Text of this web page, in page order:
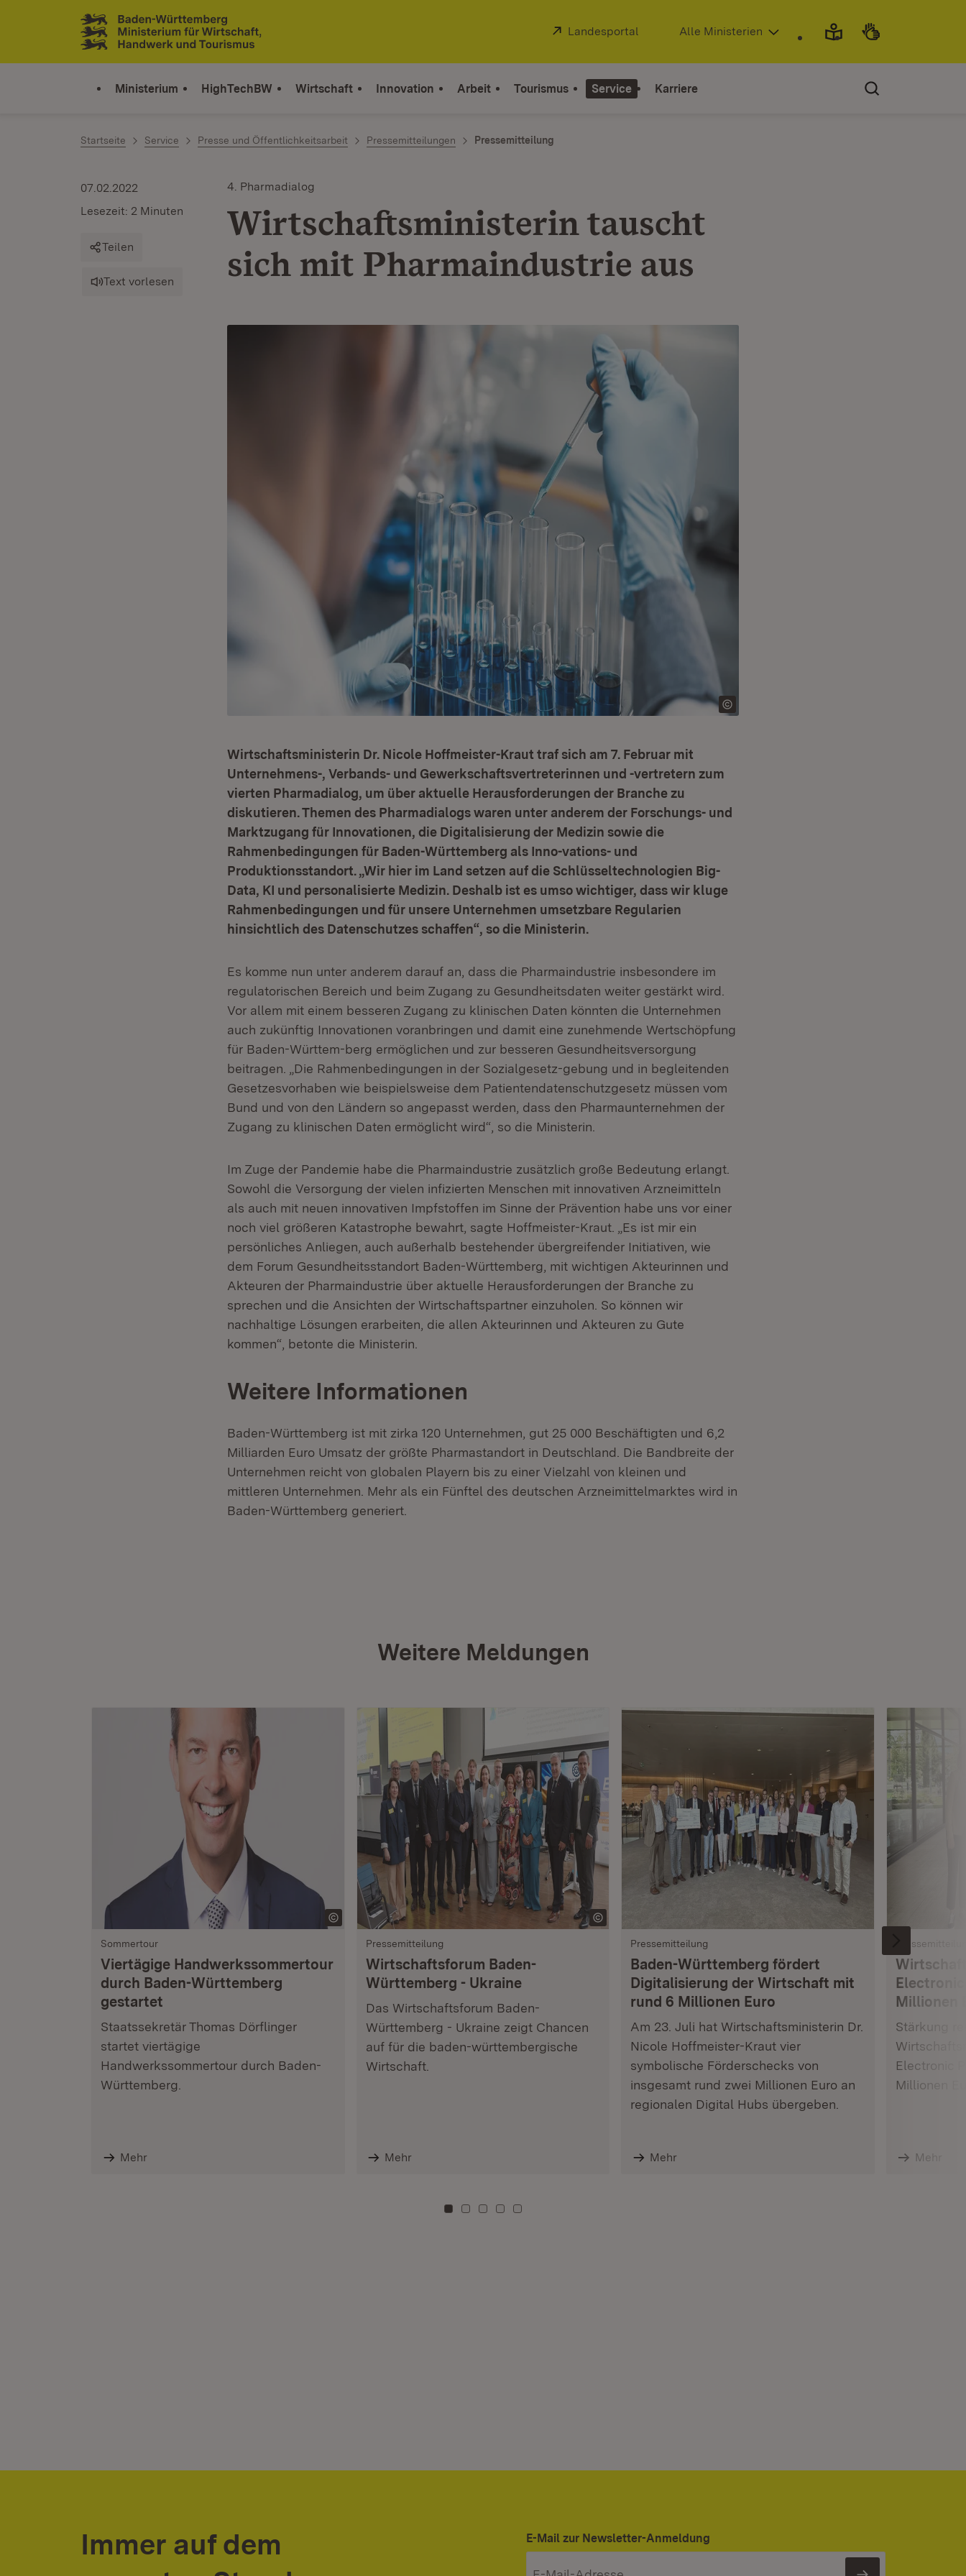
Zum Inhalt springen
Link zur Startseite
Extern:
Landesportal (Öffnet in neuem Fenster)
Alle Ministerien
Ministerium HighTechBW Wirtschaft Innovation Arbeit Tourismus Service Karriere
Startseite Service Presse und Öffentlichkeitsarbeit Pressemitteilungen Pressemitteilung
4. Pharmadialog
Wirtschaftsministerin tauscht
sich mit Pharmaindustrie aus
07.02.2022
Lesezeit: 2 Minuten
Teilen
Text vorlesen
Wirtschaftsministerin Dr. Nicole Hoffmeister-Kraut traf sich am 7. Februar mit
Unternehmens-, Verbands- und Gewerkschaftsvertreterinnen und -vertretern zum
vierten Pharmadialog, um über aktuelle Herausforderungen der Branche zu
diskutieren. Themen des Pharmadialogs waren unter anderem der Forschungs- und
Marktzugang für Innovationen, die Digitalisierung der Medizin sowie die
Rahmenbedingungen für Baden-Württemberg als Inno-vations- und
Produktionsstandort. „Wir hier im Land setzen auf die Schlüsseltechnologien Big-
Data, KI und personalisierte Medizin. Deshalb ist es umso wichtiger, dass wir kluge
Rahmenbedingungen und für unsere Unternehmen umsetzbare Regularien
hinsichtlich des Datenschutzes schaffen“, so die Ministerin.
Es komme nun unter anderem darauf an, dass die Pharmaindustrie insbesondere im
regulatorischen Bereich und beim Zugang zu Gesundheitsdaten weiter gestärkt wird.
Vor allem mit einem besseren Zugang zu klinischen Daten könnten die Unternehmen
auch zukünftig Innovationen voranbringen und damit eine zunehmende Wertschöpfung
für Baden-Württem-berg ermöglichen und zur besseren Gesundheitsversorgung
beitragen. „Die Rahmenbedingungen in der Sozialgesetz-gebung und in begleitenden
Gesetzesvorhaben wie beispielsweise dem Patientendatenschutzgesetz müssen vom
Bund und von den Ländern so angepasst werden, dass den Pharmaunternehmen der
Zugang zu klinischen Daten ermöglicht wird“, so die Ministerin.
Im Zuge der Pandemie habe die Pharmaindustrie zusätzlich große Bedeutung erlangt.
Sowohl die Versorgung der vielen infizierten Menschen mit innovativen Arzneimitteln
als auch mit neuen innovativen Impfstoffen im Sinne der Prävention habe uns vor einer
noch viel größeren Katastrophe bewahrt, sagte Hoffmeister-Kraut. „Es ist mir ein
persönliches Anliegen, auch außerhalb bestehender übergreifender Initiativen, wie
dem Forum Gesundheitsstandort Baden-Württemberg, mit wichtigen Akteurinnen und
Akteuren der Pharmaindustrie über aktuelle Herausforderungen der Branche zu
sprechen und die Ansichten der Wirtschaftspartner einzuholen. So können wir
nachhaltige Lösungen erarbeiten, die allen Akteurinnen und Akteuren zu Gute
kommen“, betonte die Ministerin.
Weitere Informationen
Baden-Württemberg ist mit zirka 120 Unternehmen, gut 25 000 Beschäftigten und 6,2
Milliarden Euro Umsatz der größte Pharmastandort in Deutschland. Die Bandbreite der
Unternehmen reicht von globalen Playern bis zu einer Vielzahl von kleinen und
mittleren Unternehmen. Mehr als ein Fünftel des deutschen Arzneimittelmarktes wird in
Baden-Württemberg generiert.
Weitere Meldungen
Sommertour
Viertägige Handwerkssommertour
durch Baden-Württemberg
gestartet
Staatssekretär Thomas Dörflinger
startet viertägige
Handwerkssommertour durch Baden-
Württemberg.
Mehr
Pressemitteilung
Wirtschaftsforum Baden-
Württemberg - Ukraine
Das Wirtschaftsforum Baden-
Württemberg - Ukraine zeigt Chancen
auf für die baden-württembergische
Wirtschaft.
Mehr
Pressemitteilung
Baden-Württemberg fördert
Digitalisierung der Wirtschaft mit
rund 6 Millionen Euro
Am 23. Juli hat Wirtschaftsministerin Dr.
Nicole Hoffmeister-Kraut vier
symbolische Förderschecks von
insgesamt rund zwei Millionen Euro an
regionalen Digital Hubs übergeben.
Mehr
Millionen
Stärkung
Electronic
Millionen
Mehr
Zu Kachel: 0
Zu Kachel: 3
Zu Kachel: 6
Zu Kachel: 9
Zu Kachel: 12
Immer auf dem
E-Mail zur Newsletter-Anmeldung